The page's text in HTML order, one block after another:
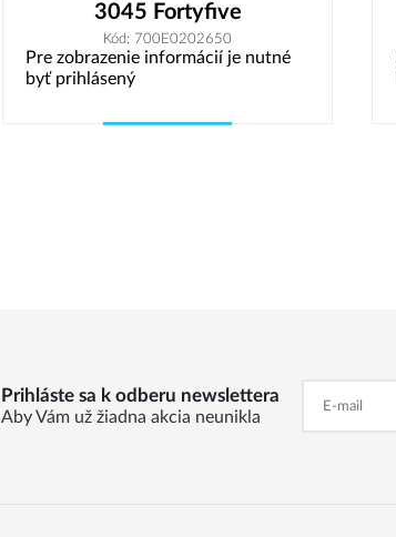
3045 Fortyfive
Kód: 700E0202650
Pre zobrazenie informácií je nutné
byť prihlásený
Prihláste sa k odberu newslettera
Aby Vám už žiadna akcia neunikla